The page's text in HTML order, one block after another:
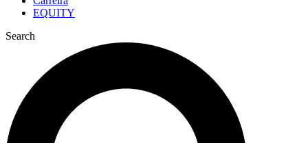
EQUITY
Search